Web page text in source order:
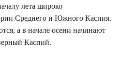
лета широко
Среднего и Южного Каспия.
а в начале осени начинают
Каспий.